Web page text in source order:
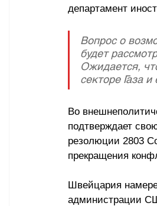
департамент
Вопрос о
будет
Ожидается,
секторе Газа
Во
подтверждает
резолюции 2803
прекращения
Швейцария
администрации